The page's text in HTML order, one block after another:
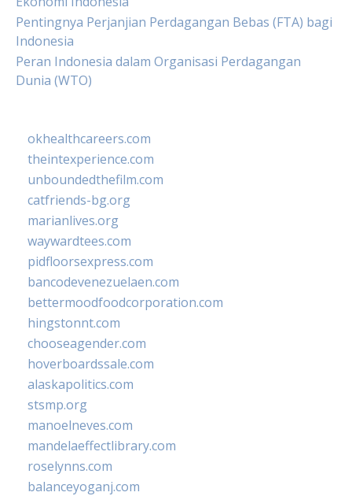
Pentingnya Perjanjian Perdagangan Bebas (FTA) bagi
Indonesia
Peran Indonesia dalam Organisasi Perdagangan
Dunia (WTO)
okhealthcareers.com
theintexperience.com
unboundedthefilm.com
catfriends-bg.org
marianlives.org
waywardtees.com
pidfloorsexpress.com
bancodevenezuelaen.com
bettermoodfoodcorporation.com
hingstonnt.com
chooseagender.com
hoverboardssale.com
alaskapolitics.com
stsmp.org
manoelneves.com
mandelaeffectlibrary.com
roselynns.com
balanceyoganj.com